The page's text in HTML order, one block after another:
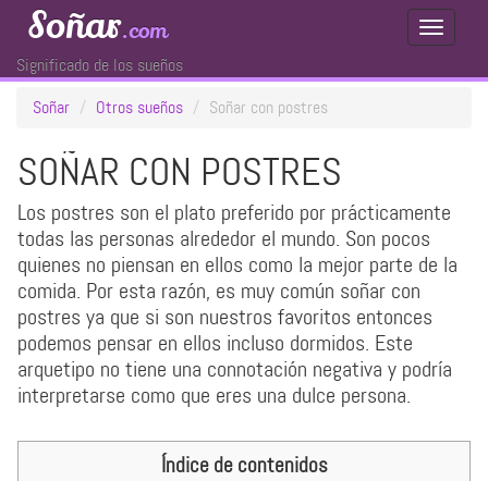
Toggle
Soñar.com
Significado de los sueños
Soñar
Otros sueños Soñar con postres
SOÑAR CON POSTRES
Los postres son el plato preferido por prácticamente
todas las personas alrededor el mundo. Son pocos
quienes no piensan en ellos como la mejor parte de la
comida. Por esta razón, es muy común soñar con
postres ya que si son nuestros favoritos entonces
podemos pensar en ellos incluso dormidos. Este
arquetipo no tiene una connotación negativa y podría
interpretarse como que eres una dulce persona.
Índice de contenidos